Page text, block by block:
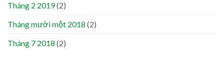
Tháng 2 2019(2)
Tháng mười một 2018 (2)
Tháng 7 2018 (2)